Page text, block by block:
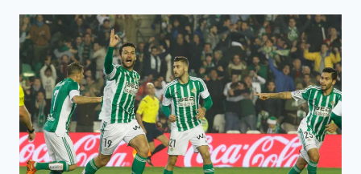
PIEL
EN
EL
VILLAMARÍN